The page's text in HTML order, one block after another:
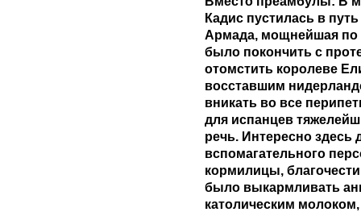
Кадис пустилась в
Армада, мощнейшая по
было покончить с
отомстить королеве
восставшим
вникать во все
для испанцев
речь. Интересно здесь
вспомагательного
кормилицы,
было выкармливать
католическим